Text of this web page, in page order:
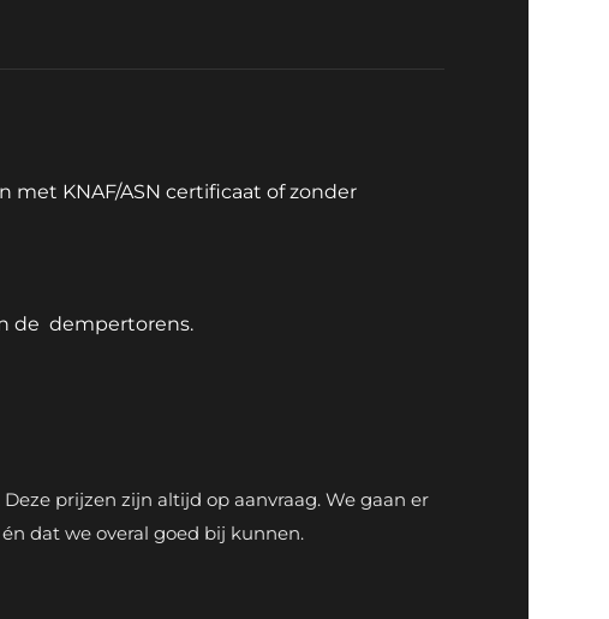
KNAF/ASN certificaat of zonder
de  dempertorens.
prijzen zijn altijd op aanvraag. We gaan er
dat we overal goed bij kunnen.